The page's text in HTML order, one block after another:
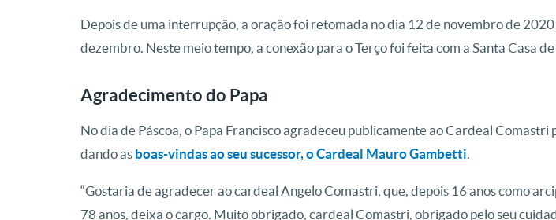
Depois de uma interrupção, a oração foi retomada no dia 12 de novembro de
dezembro. Neste meio tempo, a conexão para o Terço foi feita com a Santa Casa
Agradecimento do Papa
No dia de Páscoa, o Papa Francisco agradeceu publicamente ao Cardeal Comastri
dando as boas-vindas ao seu sucessor, o Cardeal Mauro Gambetti.
“Gostaria de agradecer ao cardeal Angelo Comastri, que, depois 16 anos como
78 anos, deixa o cargo. Muito obrigado, cardeal Comastri, obrigado pelo seu